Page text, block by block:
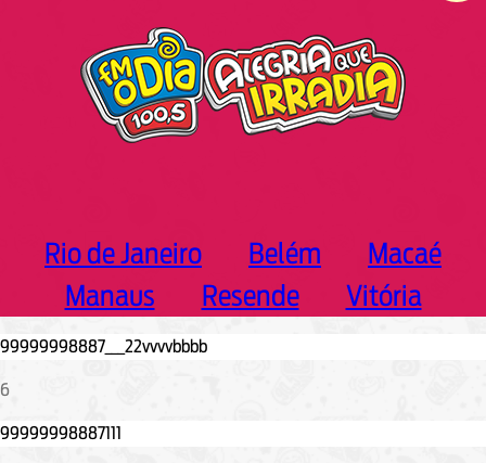
Rio de Janeiro Belém
Macaé
Manaus
Resende Vitória
6